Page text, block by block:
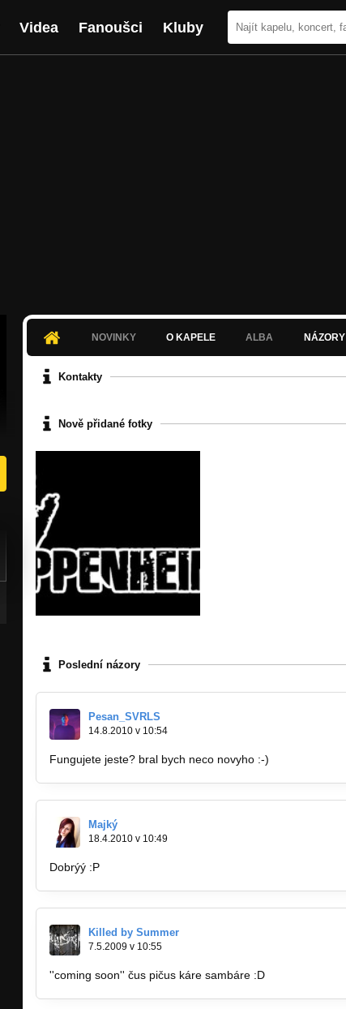
Videa Fanoušci Kluby
NOVINKY O KAPELE ALBA NÁZORY
Kontakty
Nově přidané fotky
Poslední názory
Pesan_SVRLS
14.8.2010 v 10:54
Fungujete jeste? bral bych neco novyho :-)
Majký
18.4.2010 v 10:49
Dobrýý :P
Killed by Summer
7.5.2009 v 10:55
''coming soon'' čus pičus káre sambáre :D